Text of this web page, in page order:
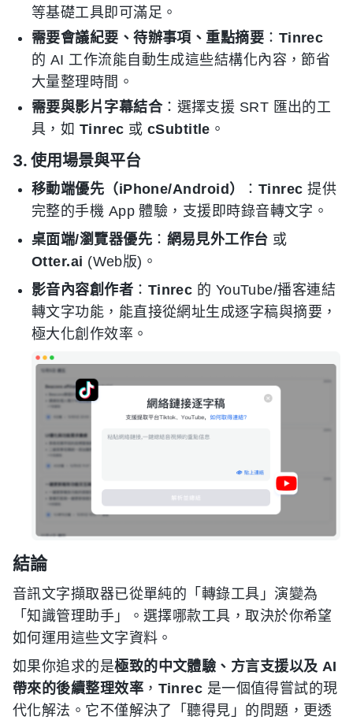
等基礎工具即可滿足。
需要會議紀要、待辦事項、重點摘要 ： Tinrec
的 AI 工作流能自動生成這些結構化內容，節省
大量整理時間。
需要與影片字幕結合：選擇支援 SRT 匯出的工
具，如 Tinrec 或 cSubtitle 。
3. 使用場景與平台
移動端優先（iPhone/Android） ： Tinrec 提供
完整的手機 App 體驗，支援即時錄音轉文字。
桌面端/瀏覽器優先 ： 網易見外工作台 或
Otter.ai (Web版)。
影音內容創作者 ： Tinrec 的 YouTube/播客連結
轉文字功能，能直接從網址生成逐字稿與摘要，
極大化創作效率。
結論
音訊文字擷取器已從單純的「轉錄工具」演變為
「知識管理助手」。選擇哪款工具，取決於你希望
如何運用這些文字資料。
如果你追求的是極致的中文體驗、方言支援以及 AI
帶來的後續整理效率 ， Tinrec 是一個值得嘗試的現
代化解法。它不僅解決了「聽得見」的問題，更透